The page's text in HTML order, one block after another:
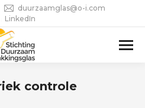
duurzaamglas@o-i.com
LinkedIn
controle